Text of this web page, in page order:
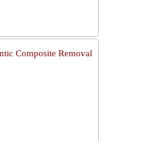
Composite Removal